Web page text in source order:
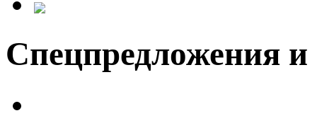
Спецпредложения